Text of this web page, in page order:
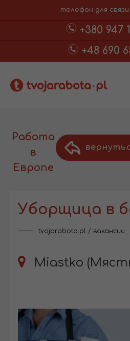
телефон для связи
+380 947
+48 690
Работа
в
Европе
Уборщица в
tvojarabota.pl / вакансии
Miastko